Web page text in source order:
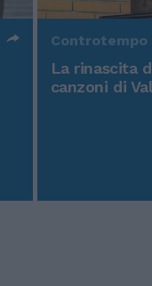
Controtempo
La rinascita
canzoni di